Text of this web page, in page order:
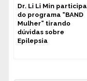
Dr. Li Li Min participa
do programa “BAND
Mulher” tirando
dúvidas sobre
Epilepsia